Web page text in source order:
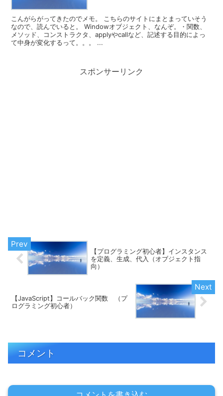
こんがらがってきたのでメモ。 こちらのサイトにまとまっていそう
なので、読んでいると。 Windowオブジェクト、なんぞ。・関数、
メソッド、コンストラクタ、applyやcallなど、記述する目的によっ
て中身が変化するって。。。 ...
スポンサーリンク
【プログラミング初心者】インスタンス
を定義、生成、代入（オブジェクト指
向）
【JavaScript】コールバック関数 （プ
ログラミング初心者）
コメント